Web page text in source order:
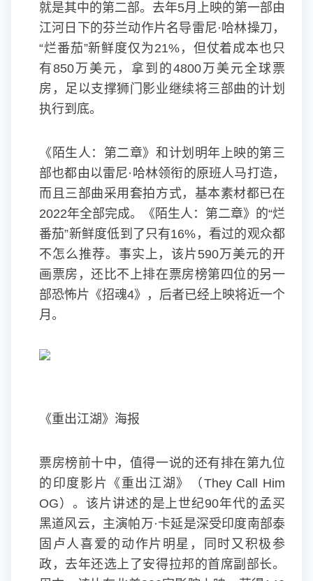
就是其中的第二部。去年5月上映的第一部由
江河日下的芬兰动作片名导雷尼·哈林操刀，
“烂番茄”新鲜度仅为21%，但仗着成本也只
有850万美元，拿到的4800万美元全球票
房，足以支撑狮门影业继续将三部曲的计划
执行到底。
《陌生人：第二章》和计划明年上映的第三
部也都由以雷尼·哈林领衔的原班人马打造，
而且三部曲采用套拍方式，基本素材都已在
2022年全部完成。《陌生人：第二章》的“烂
番茄”新鲜度低到了只有16%，看过的观众都
不怎么推荐。事实上，该片590万美元的开
画票房，还比不上排在票房榜第四位的另一
部恐怖片《招魂4》，后者已经上映将近一个
月。
《重出江湖》海报
票房榜前十中，值得一说的还有排在第九位
的印度影片《重出江湖》（They Call Him
OG）。该片讲述的是上世纪90年代的孟买
黑道风云，主演帕万·卡延是深受印度南部泰
固卢人喜爱的动作片明星，同时又积极参
政，去年还选上了安得拉邦的首席副部长。